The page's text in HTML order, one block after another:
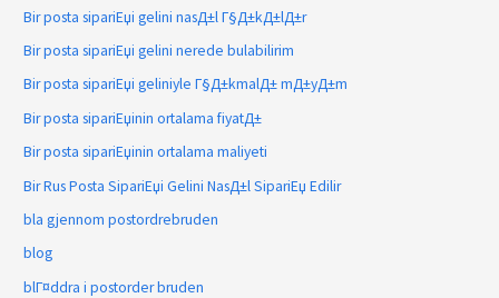
Bir posta sipariЕџi gelini nasД±l Г§Д±kД±lД±r
Bir posta sipariЕџi gelini nerede bulabilirim
Bir posta sipariЕџi geliniyle Г§Д±kmalД± mД±yД±m
Bir posta sipariЕџinin ortalama fiyatД±
Bir posta sipariЕџinin ortalama maliyeti
Bir Rus Posta SipariЕџi Gelini NasД±l SipariЕџ Edilir
bla gjennom postordrebruden
blog
blГ¤ddra i postorder bruden